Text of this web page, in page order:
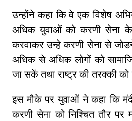
उन्होंने कहा कि वे एक विशेष
अधिक युवाओं को करणी सेना
करवाकर उन्हे करणी सेना से
अधिक से अधिक लोगों को
जा सकें तथा राष्ट्र की तरक्की
इस मौके पर युवाओं ने कहा कि
करणी सेना को निश्चित तौर पर